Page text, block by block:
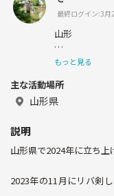
最終ログイン:3月
山形
剣道サークル
もっと見る
主な活動場所
山形県
説明
山形県で2024年に立ち上
2023年の11月にリバ剣